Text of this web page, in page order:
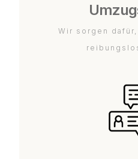
Wir sorgen